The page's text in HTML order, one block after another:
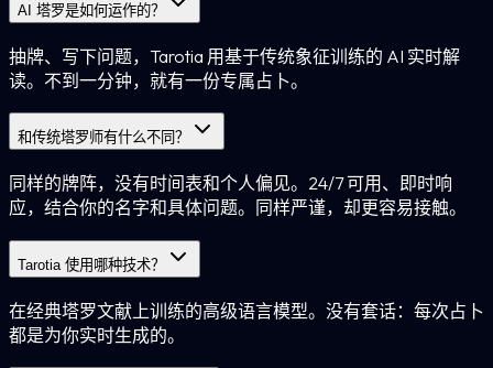
AI 塔罗是如何运作的？
抽牌、写下问题，Tarotia 用基于传统象征训练的 AI 实时解
读。不到一分钟，就有一份专属占卜。
和传统塔罗师有什么不同？
同样的牌阵，没有时间表和个人偏见。24/7 可用、即时响
应，结合你的名字和具体问题。同样严谨，却更容易接触。
Tarotia 使用哪种技术？
在经典塔罗文献上训练的高级语言模型。没有套话：每次占卜
都是为你实时生成的。